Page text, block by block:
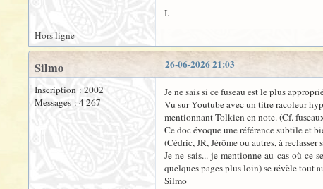
I.
Hors ligne
26-06-2026 21:03
Silmo
Inscription : 2002
Messages : 4 267
Je ne sais si ce fuseau est le plus
Vu sur Youtube avec un titre racoleur
mentionnant Tolkien en note. (Cf.
Ce doc évoque une référence subtile et
(Cédric, JR, Jérôme ou autres, à
Je ne sais... je mentionne au cas où ce
quelques pages plus loin) se révèle tout
Silmo